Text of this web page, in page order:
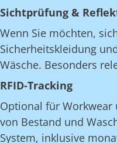
Sichtprüfung &
Wenn Sie möchten,
Sicherheitskleidung
Wäsche. Besonders
RFID-Tracking
Optional für Workwear
von Bestand und
System, inklusive